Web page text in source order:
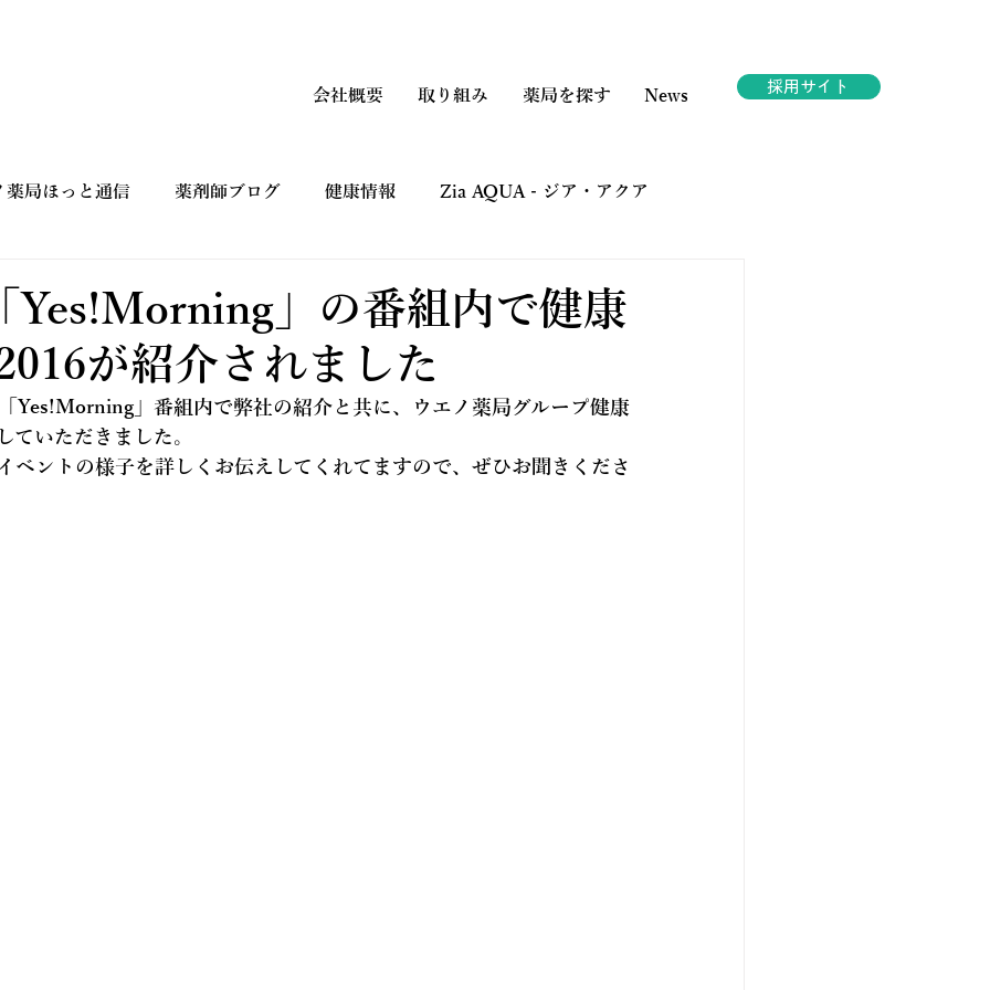
会社概要 取り組み 薬局を探す News 採用サイト
薬局ほっと通信 薬剤師ブログ 健康情報 Zia AQUA - ジア・アクア
Yes!Morning」の番組内で健康
が紹介されました
Yes!Morning」番組内で弊社の紹介と共に、ウエノ薬局グループ健康
ていただきました。
ベントの様子を詳しくお伝えしてくれてますので、ぜひお聞きくださ